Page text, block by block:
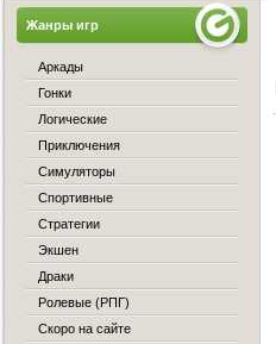
Жанры игр
Аркады
Гонки
Логические
Приключения
Симуляторы
Спортивные
Стратегии
Экшен
Драки
Ролевые (РПГ)
Скоро на сайте